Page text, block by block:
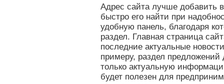
Адрес сайта лучше добавить
быстро его найти при
удобную панель, благодаря
раздел. Главная страница
последние актуальные
примеру, раздел
только актуальную
будет полезен для